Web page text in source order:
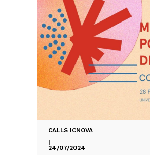
CALLS ICNOVA
|
24/07/2024